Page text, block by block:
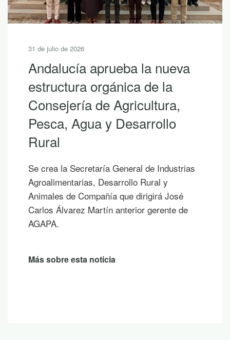
31 de julio de 2026
Andalucía aprueba la nueva
estructura orgánica de la
Consejería de Agricultura,
Pesca, Agua y Desarrollo
Rural
Se crea la Secretaría General de Industrias
Agroalimentarias, Desarrollo Rural y
Animales de Compañía que dirigirá José
Carlos Álvarez Martín anterior gerente de
AGAPA.
Más sobre esta noticia